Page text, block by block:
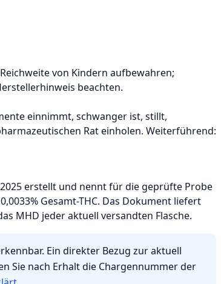
von Kindern aufbewahren;
beachten.
einnimmt, schwanger ist, stillt,
Rat einholen. Weiterführend:
erstellt und nennt für die geprüfte Probe
Gesamt-THC. Das Dokument liefert
MHD jeder aktuell versandten Flasche.
Ein direkter Bezug zur aktuell
Sie nach Erhalt die Chargennummer der